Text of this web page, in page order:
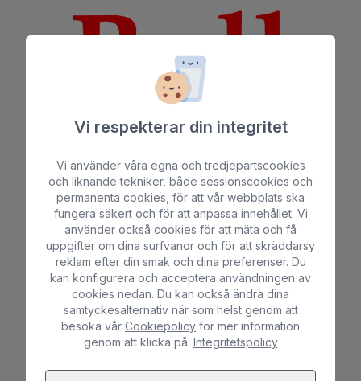
100% SÄKER BOKNING
SOCIALA NÄTVERK
HOTELL
Vi respekterar din integritet
Vi använder våra egna och tredjepartscookies
och liknande tekniker, både sessionscookies och
permanenta cookies, för att vår webbplats ska
fungera säkert och för att anpassa innehållet. Vi
använder också cookies för att mäta och få
uppgifter om dina surfvanor och för att skräddarsy
reklam efter din smak och dina preferenser. Du
kan konfigurera och acceptera användningen av
cookies nedan. Du kan också ändra dina
samtyckesalternativ när som helst genom att
besöka vår Cookiepolicy för mer information
genom att klicka på: Integritetspolicy